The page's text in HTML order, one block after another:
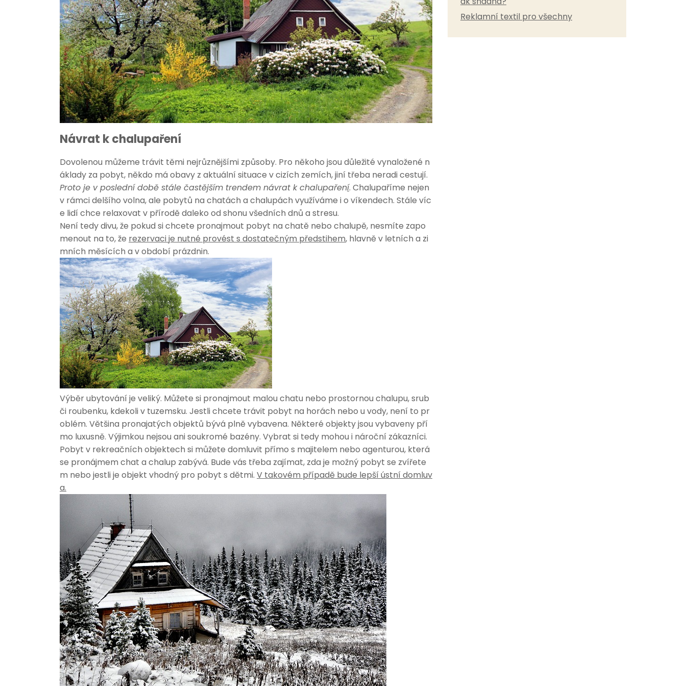
Návrat k chalupaření
Dovolenou můžeme trávit těmi nejrůznějšími způsoby. Pro někoho jsou důležité vynaložené n
áklady za pobyt, někdo má obavy z aktuální situace v cizích zemích, jiní třeba neradi cestují.
Proto je v poslední době stále častějším trendem návrat k chalupaření. Chalupaříme nejen
v rámci delšího volna, ale pobytů na chatách a chalupách využíváme i o víkendech. Stále víc
e lidí chce relaxovat v přírodě daleko od shonu všedních dnů a stresu.
Není tedy divu, že pokud si chcete pronajmout pobyt na chatě nebo chalupě, nesmíte zapo
menout na to, že rezervaci je nutné provést s dostatečným předstihem, hlavně v letních a zi
mních měsících a v období prázdnin.
Výběr ubytování je veliký. Můžete si pronajmout malou chatu nebo prostornou chalupu, srub
či roubenku, kdekoli v tuzemsku. Jestli chcete trávit pobyt na horách nebo u vody, není to pr
oblém. Většina pronajatých objektů bývá plně vybavena. Některé objekty jsou vybaveny pří
mo luxusně. Výjimkou nejsou ani soukromé bazény. Vybrat si tedy mohou i nároční zákazníci.
Pobyt v rekreačních objektech si můžete domluvit přímo s majitelem nebo agenturou, která
se pronájmem chat a chalup zabývá. Bude vás třeba zajímat, zda je možný pobyt se zvířete
m nebo jestli je objekt vhodný pro pobyt s dětmi. V takovém případě bude lepší ústní domluv
a.
Reklamní textil pro všechny